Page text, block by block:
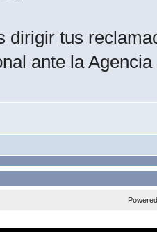
dirigir tus
ante la